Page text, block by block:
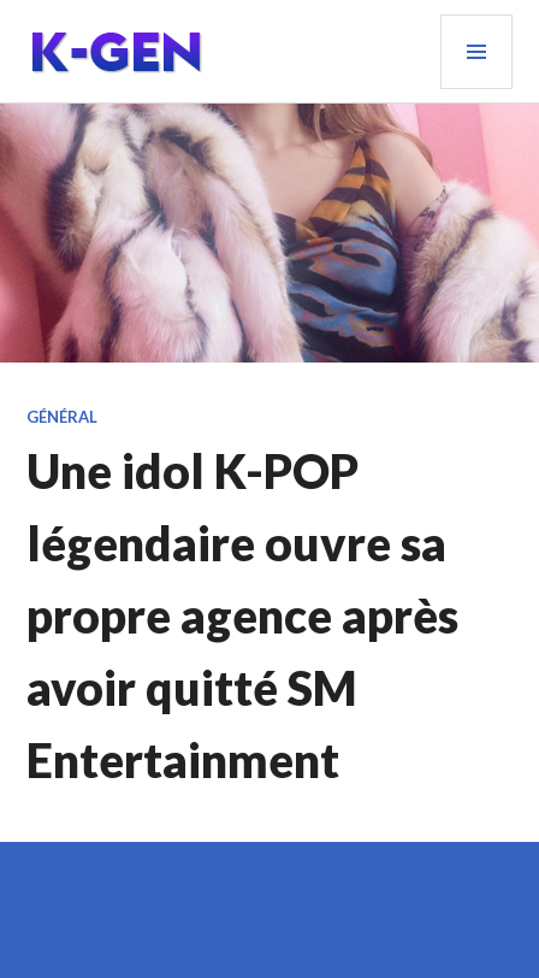
contenu
principal
K-GEN
GÉNÉRAL
Une idol K-POP
légendaire ouvre sa
propre agence après
avoir quitté SM
Entertainment